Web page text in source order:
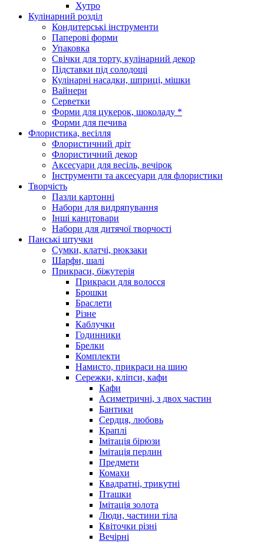
Хутро
Кулінарний розділ
Кондитерські інструменти
Паперові форми
Упаковка
Свічки для торту, кулінарний декор
Підставки під солодощі
Кулінарні насадки, шприці, мішки
Вайнери
Серветки
Форми для цукерок, шоколаду *
Форми для печива
Флористика, весілля
Флористичний дріт
Флористичний декор
Аксесуари для весіль, вечірок
Інструменти та аксесуари для флористики
Творчість
Пазли картонні
Набори для видряпування
Інші канцтовари
Набори для дитячої творчості
Панські штучки
Сумки, клатчі, рюкзаки
Шарфи, шалі
Прикраси, біжутерія
Прикраси для волосся
Брошки
Браслети
Різне
Каблучки
Годинники
Брелки
Комплекти
Намисто, прикраси на шию
Сережки, кліпси, кафи
Кафи
Асиметричні, з двох частин
Бантики
Сердця, любовь
Краплі
Імітація бірюзи
Імітація перлин
Предмети
Комахи
Квадратні, трикутні
Пташки
Імітація золота
Люди, частини тіла
Квіточки різні
Вечірні